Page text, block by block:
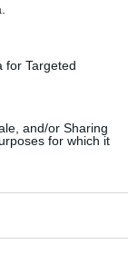
for Targeted
and/or Sharing
for which it
n.a.
2017